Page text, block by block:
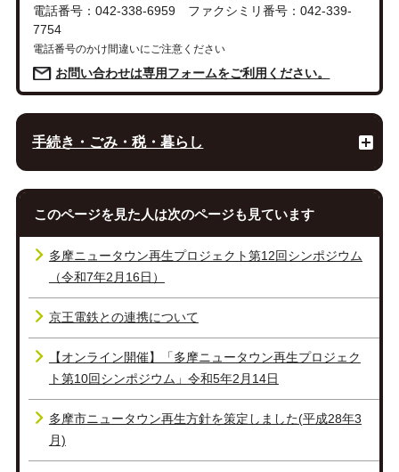
電話番号：042-338-6959 ファクシミリ番号：042-339-
7754
電話番号のかけ間違いにご注意ください
お問い合わせは専用フォームをご利用ください。
手続き・ごみ・税・暮らし
このページを見た人は次のページも見ています
多摩ニュータウン再生プロジェクト第12回シンポジウム
（令和7年2月16日）
京王電鉄との連携について
【オンライン開催】「多摩ニュータウン再生プロジェク
ト第10回シンポジウム」令和5年2月14日
多摩市ニュータウン再生方針を策定しました(平成28年3
月)